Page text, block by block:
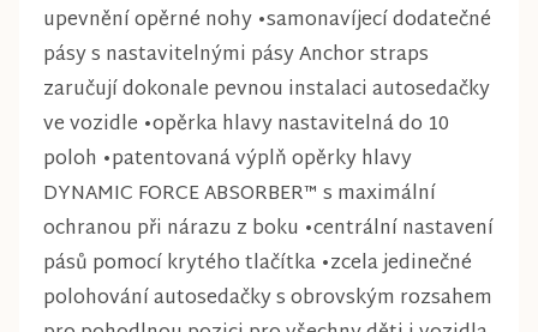
upevnění opěrné nohy •samonavíjecí dodatečné
pásy s nastavitelnými pásy Anchor straps
zaručují dokonale pevnou instalaci autosedačky
ve vozidle •opěrka hlavy nastavitelná do 10
poloh •patentovaná výplň opěrky hlavy
DYNAMIC FORCE ABSORBER™ s maximální
ochranou při nárazu z boku •centrální nastavení
pásů pomocí krytého tlačítka •zcela jedinečné
polohování autosedačky s obrovským rozsahem